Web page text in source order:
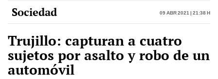
Sociedad 09 Abr 2021 | 21:38 h
Trujillo: capturan a cuatro
sujetos por asalto y robo de un
automóvil